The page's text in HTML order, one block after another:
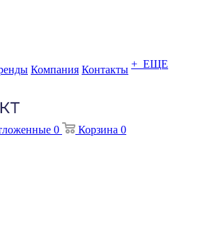
Компания Контакты + ЕЩЕ
0 Корзина 0